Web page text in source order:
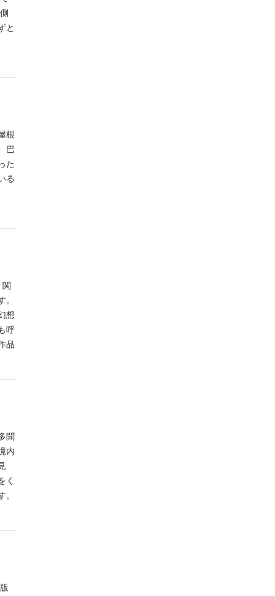
と
根
巴
た
る
関
想
呼
品
聞
内
く